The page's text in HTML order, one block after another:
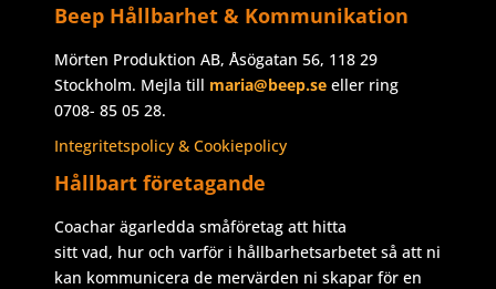
Beep Hållbarhet & Kommunikation
Mörten Produktion AB, Åsögatan 56, 118 29
Stockholm. Mejla till maria@beep.seeller ring
0708- 85 05 28.
Integritetspolicy & Cookiepolicy
Hållbart företagande
Coachar ägarledda småföretag att hitta
sitt vad, hur och varför i hållbarhetsarbetet så att ni
kan kommunicera de mervärden ni skapar för en